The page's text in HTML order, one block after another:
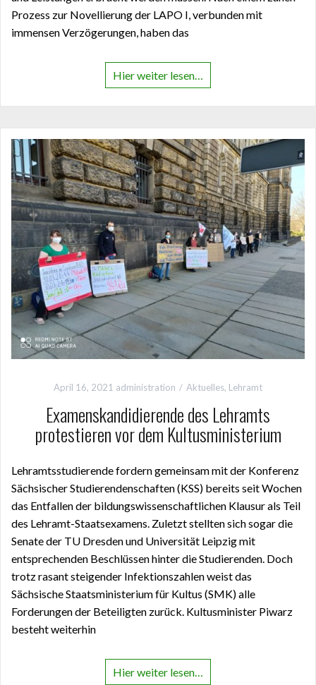
Prozess zur Novellierung der LAPO I, verbunden mit
immensen Verzögerungen, haben das
Hier weiter lesen…
April 16, 2021 administration Aktuelles, Lehramt
Examenskandidierende des Lehramts
protestieren vor dem Kultusministerium
Lehramtsstudierende fordern gemeinsam mit der Konferenz
Sächsischer Studierendenschaften (KSS) bereits seit Wochen
das Entfallen der bildungswissenschaftlichen Klausur als Teil
des Lehramt-Staatsexamens. Zuletzt stellten sich sogar die
Senate der TU Dresden und Universität Leipzig mit
entsprechenden Beschlüssen hinter die Studierenden. Doch
trotz rasant steigender Infektionszahlen weist das
Sächsische Staatsministerium für Kultus (SMK) alle
Forderungen der Beteiligten zurück. Kultusminister Piwarz
besteht weiterhin
Hier weiter lesen…